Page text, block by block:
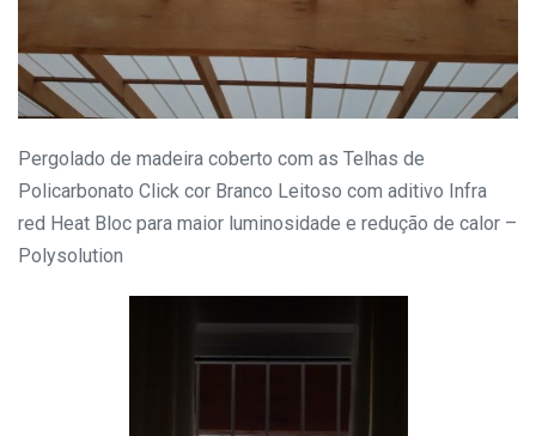
Pergolado de madeira coberto com as Telhas de
Policarbonato Click cor Branco Leitoso com aditivo Infra
red Heat Bloc para maior luminosidade e redução de calor –
Polysolution